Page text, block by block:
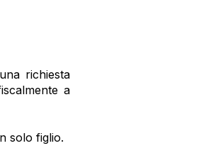
una richiesta
a
solo figlio.